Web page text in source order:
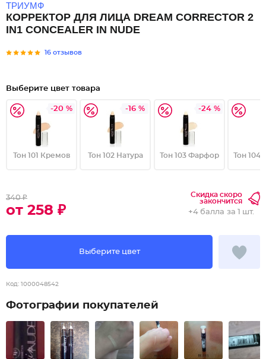
ТРИУМФ
КОРРЕКТОР ДЛЯ ЛИЦА DREAM CORRECTOR 2
IN1 CONCEALER IN NUDE
16 отзывов
Выберите цвет товара
-20 %
Тон 101 Кремов
-16 %
Тон 102 Натура
-24 %
Тон 103 Фарфор Тон 104
340 ₽
от 258 ₽
Скидка скоро
закончится
Выберите цвет
+4 балла за 1 шт.
Код: 1000048542
Фотографии покупателей